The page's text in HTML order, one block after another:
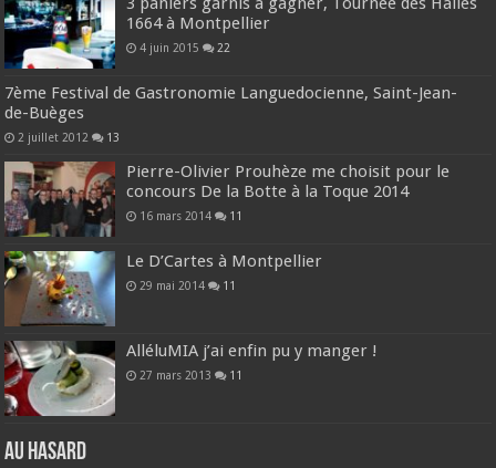
1664 à Montpellier
4 juin 2015 22
7ème Festival de Gastronomie Languedocienne, Saint-Jean-
de-Buèges
2 juillet 2012 13
Pierre-Olivier Prouhèze me choisit pour le
concours De la Botte à la Toque 2014
16 mars 2014 11
Le D’Cartes à Montpellier
29 mai 2014 11
AlléluMIA j’ai enfin pu y manger !
27 mars 2013 11
Au hasard